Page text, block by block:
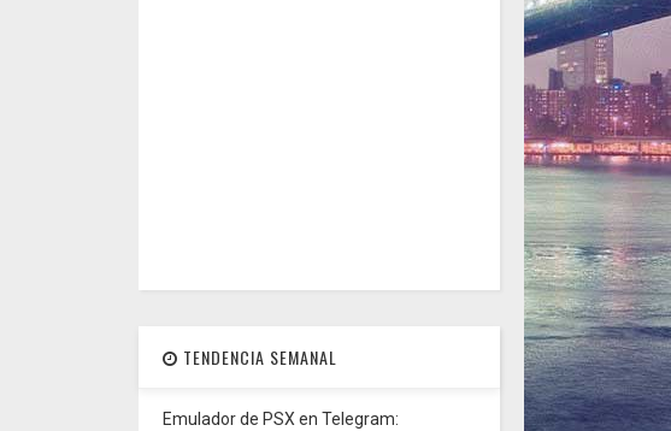
TENDENCIA SEMANAL
Emulador de PSX en Telegram: